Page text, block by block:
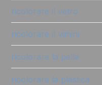
ricolorare il vetro
ricolorare il vimini
ricolorare la pelle
ricolorare la plastica